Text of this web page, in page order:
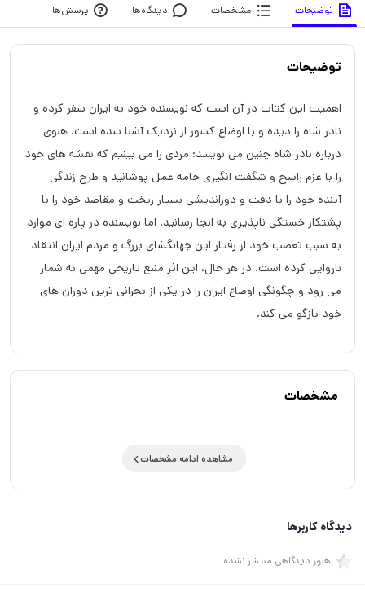
توضیحات مشخصات دیدگاه‌ها پرسش‌ها
توضیحات
اهمیت این کتاب در آن است که نویسنده خود به ایران سفر کرده و
نادر شاه را دیده و با اوضاع کشور از نزدیک آشنا شده است. هنوی
درباره نادر شاه چنین می نویسد: مردی را می بینیم که نقشه های خود
را با عزم راسخ و شگفت انگیزی جامه عمل پوشانید و طرح زندگی
آینده خود را با دقت و دوراندیشی بسیار ریخت و مقاصد خود را با
پشتکار خستگی ناپذیری به انجا رسانید. اما نویسنده در پاره ای موارد
به سبب تعصب خود از رفتار این جهانگشای بزرگ و مردم ایران انتقاد
ناروایی کرده است. در هر حال، این اثر منبع تاریخی مهمی به شمار
می رود و چگونگی اوضاع ایران را در یکی از بحرانی ترین دوران های
خود بازگو می کند.
مشخصات
مشاهده ادامه مشخصات
دیدگاه کاربرها
هنوز دیدگاهی منتشر نشده